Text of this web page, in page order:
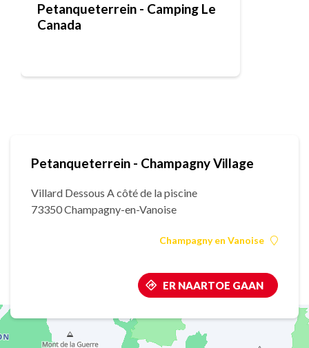
Petanqueterrein - Camping Le
Canada
Petanqueterrein - Champagny Village
Villard Dessous A côté de la piscine
73350 Champagny-en-Vanoise
Champagny en Vanoise
ER NAARTOE GAAN